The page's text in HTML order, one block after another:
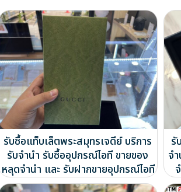
รับซื้อแท็บเล็ตพระสมุทรเจดีย์ บริการ
รับจำนำ รับซื้ออุปกรณ์ไอที ขายของ
หลุดจำนำ และ รับฝากขายอุปกรณ์ไอที
รั
จ